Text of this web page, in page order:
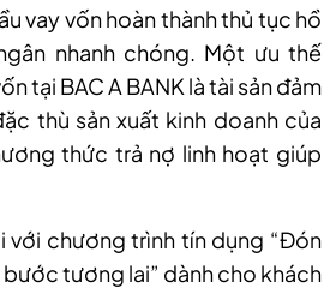
vay vốn hoàn thành thủ tục hồ
nhanh chóng. Một ưu thế
tại BAC A BANK là tài sản đảm
thù sản xuất kinh doanh của
thức trả nợ linh hoạt giúp
chương trình tín dụng “Đón
tương lai” dành cho khách